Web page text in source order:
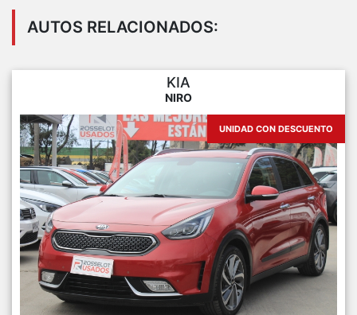
AUTOS RELACIONADOS:
KIA
NIRO
UNIDAD CON DESCUENTO